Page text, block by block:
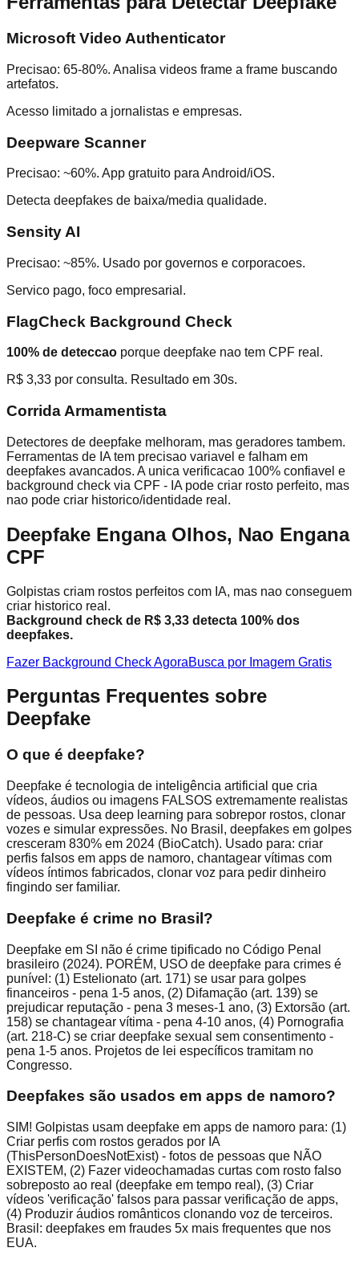
Microsoft Video Authenticator
Precisao: 65-80%. Analisa videos frame a frame buscando
artefatos.
Acesso limitado a jornalistas e empresas.
Deepware Scanner
Precisao: ~60%. App gratuito para Android/iOS.
Detecta deepfakes de baixa/media qualidade.
Sensity AI
Precisao: ~85%. Usado por governos e corporacoes.
Servico pago, foco empresarial.
FlagCheck Background Check
100% de deteccao porque deepfake nao tem CPF real.
R$ 3,33 por consulta. Resultado em 30s.
Corrida Armamentista
Detectores de deepfake melhoram, mas geradores tambem.
Ferramentas de IA tem precisao variavel e falham em
deepfakes avancados. A unica verificacao 100% confiavel e
background check via CPF - IA pode criar rosto perfeito, mas
nao pode criar historico/identidade real.
Deepfake Engana Olhos, Nao Engana
CPF
Golpistas criam rostos perfeitos com IA, mas nao conseguem
criar historico real.
Background check de R$ 3,33 detecta 100% dos
deepfakes.
Fazer Background Check AgoraBusca por Imagem Gratis
Perguntas Frequentes sobre
Deepfake
O que é deepfake?
Deepfake é tecnologia de inteligência artificial que cria
vídeos, áudios ou imagens FALSOS extremamente realistas
de pessoas. Usa deep learning para sobrepor rostos, clonar
vozes e simular expressões. No Brasil, deepfakes em golpes
cresceram 830% em 2024 (BioCatch). Usado para: criar
perfis falsos em apps de namoro, chantagear vítimas com
vídeos íntimos fabricados, clonar voz para pedir dinheiro
fingindo ser familiar.
Deepfake é crime no Brasil?
Deepfake em SI não é crime tipificado no Código Penal
brasileiro (2024). PORÉM, USO de deepfake para crimes é
punível: (1) Estelionato (art. 171) se usar para golpes
financeiros - pena 1-5 anos, (2) Difamação (art. 139) se
prejudicar reputação - pena 3 meses-1 ano, (3) Extorsão (art.
158) se chantagear vítima - pena 4-10 anos, (4) Pornografia
(art. 218-C) se criar deepfake sexual sem consentimento -
pena 1-5 anos. Projetos de lei específicos tramitam no
Congresso.
Deepfakes são usados em apps de namoro?
SIM! Golpistas usam deepfake em apps de namoro para: (1)
Criar perfis com rostos gerados por IA
(ThisPersonDoesNotExist) - fotos de pessoas que NÃO
EXISTEM, (2) Fazer videochamadas curtas com rosto falso
sobreposto ao real (deepfake em tempo real), (3) Criar
vídeos 'verificação' falsos para passar verificação de apps,
(4) Produzir áudios românticos clonando voz de terceiros.
Brasil: deepfakes em fraudes 5x mais frequentes que nos
EUA.